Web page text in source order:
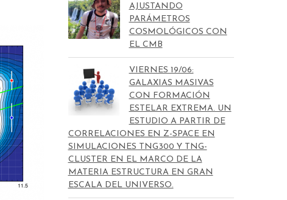
AJUSTANDO
PARÁMETROS
COSMOLÓGICOS CON
EL CMB
VIERNES 19/06:
GALAXIAS MASIVAS
CON FORMACIÓN
ESTELAR EXTREMA. UN
ESTUDIO A PARTIR DE
CORRELACIONES EN Z-SPACE EN
SIMULACIONES TNG300 Y TNG-
CLUSTER EN EL MARCO DE LA
MATERIA ESTRUCTURA EN GRAN
ESCALA DEL UNIVERSO.